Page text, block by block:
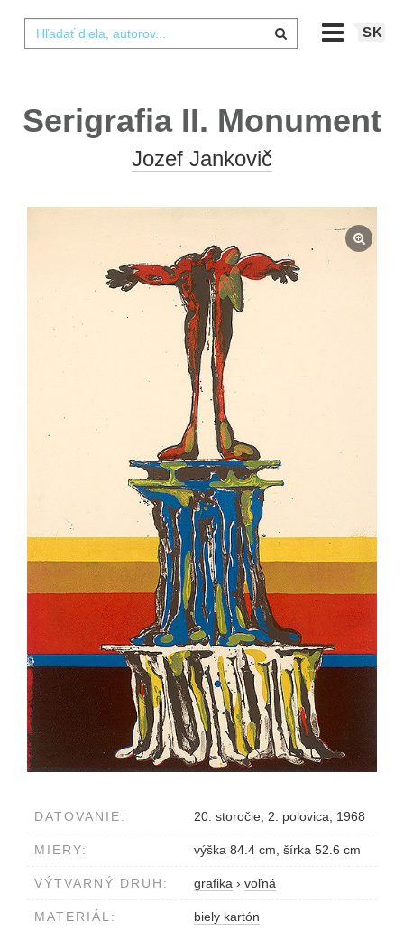
SK
Serigrafia II. Monument
Jozef Jankovič
DATOVANIE: 20. storočie, 2. polovica, 1968
MIERY: výška 84.4 cm, šírka 52.6 cm
VÝTVARNÝ DRUH: grafika › voľná
MATERIÁL: biely kartón